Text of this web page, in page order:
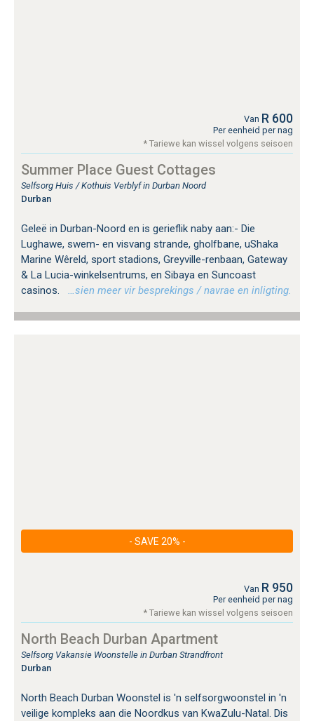
Van R 600
Per eenheid per nag
* Tariewe kan wissel volgens seisoen
Summer Place Guest Cottages
Selfsorg Huis / Kothuis Verblyf in Durban Noord
Durban
Geleë in Durban-Noord en is gerieflik naby aan:- Die
Lughawe, swem- en visvang strande, gholfbane, uShaka
Marine Wêreld, sport stadions, Greyville-renbaan, Gateway
& La Lucia-winkelsentrums, en Sibaya en Suncoast
casinos.
…sien meer vir besprekings / navrae en inligting.
- SAVE 20% -
Van R 950
Per eenheid per nag
* Tariewe kan wissel volgens seisoen
North Beach Durban Apartment
Selfsorg Vakansie Woonstelle in Durban Strandfront
Durban
North Beach Durban Woonstel is 'n selfsorgwoonstel in 'n
veilige kompleks aan die Noordkus van KwaZulu-Natal. Dis